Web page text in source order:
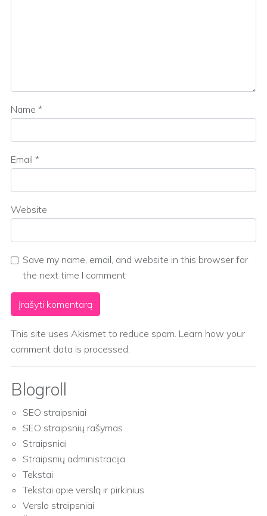
Name *
Email *
Website
Save my name, email, and website in this browser for
the next time I comment
This site uses Akismet to reduce spam. Learn how your
comment data is processed.
Blogroll
SEO straipsniai
SEO straipsnių rašymas
Straipsniai
Straipsnių administracija
Tekstai
Tekstai apie verslą ir pirkinius
Verslo straipsniai